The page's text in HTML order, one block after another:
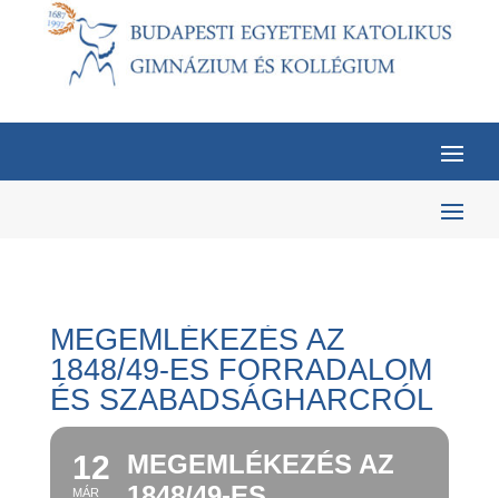
MEGEMLÉKEZÉS AZ
1848/49-ES FORRADALOM
ÉS SZABADSÁGHARCRÓL
12
MÁR
MEGEMLÉKEZÉS AZ